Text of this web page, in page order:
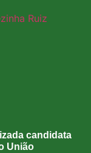
candidata
União